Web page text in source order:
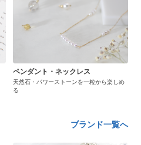
ペンダント・ネックレス
天然石・パワーストーンを一粒から楽しめ
る
ブランド一覧へ